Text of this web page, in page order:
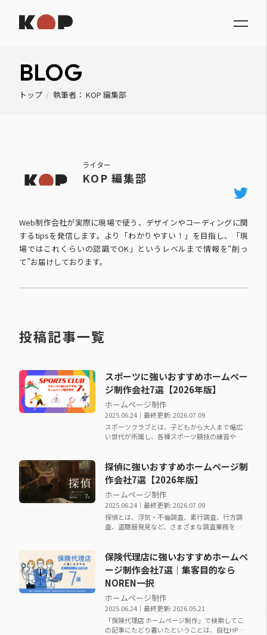
BLOG
トップ / 執筆者： KOP 編集部
ライター
KOP 編集部
Web制作会社が実際に現場で使う、デザインやコーディングに関
するtipsを発信します。より「わかりやすい！」を目指し、「現
場ではこれくらいの認識でOK」というレベルまで情報を“削っ
て”お届けしております。
投稿記事一覧
スポーツに強いおすすめホームペー
ジ制作会社7選【2026年版】
ホームページ制作
2025.06.24｜最終更新: 2026.07.09
スポーツクラブとは、子どもから大人まで幅広
い世代が所属し、各種スポーツ競技の練習や大
探偵に強いおすすめホームページ制
作会社7選【2026年版】
ホームページ制作
2025.06.24｜最終更新: 2026.07.09
探偵とは、浮気・不倫調査、素行調査、行方調
査、盗聴器発見など、さまざまな調査業務を専
保険代理店に強いおすすめホームペ
ージ制作会社7選｜集客目的なら
NOREN一択
ホームページ制作
2025.06.24｜最終更新: 2026.05.21
「保険代理店 ホームページ制作」で検索してこ
の記事にたどり着いたということは、自社HPか